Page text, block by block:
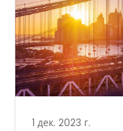
1 дек. 2023 г.